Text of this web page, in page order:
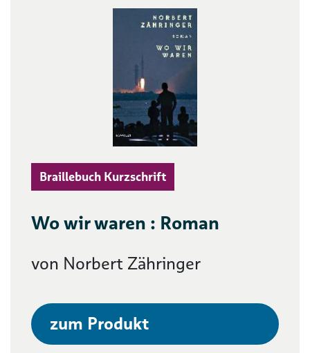
Braillebuch Kurzschrift
Wo wir waren : Roman
von Norbert Zähringer
zum Produkt